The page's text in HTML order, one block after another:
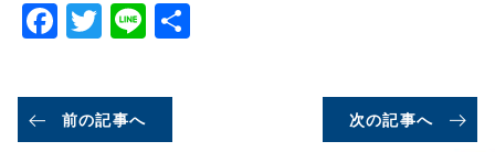
Facebook
Twitter
Line
前の記事へ 次の記事へ